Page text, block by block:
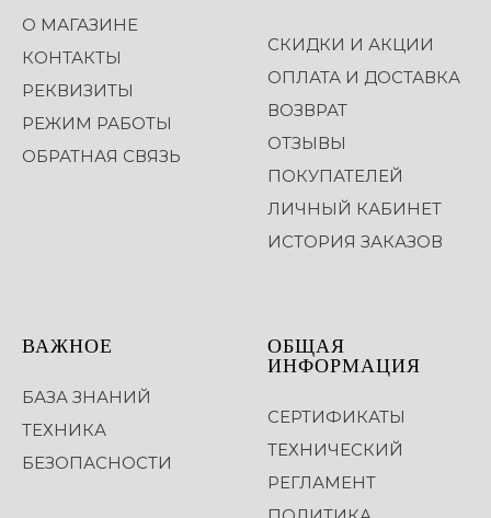
О МАГАЗИНЕ
КОНТАКТЫ
РЕКВИЗИТЫ
РЕЖИМ РАБОТЫ
ОБРАТНАЯ СВЯЗЬ
СКИДКИ И АКЦИИ
ОПЛАТА И ДОСТАВКА
ВОЗВРАТ
ОТЗЫВЫ
ПОКУПАТЕЛЕЙ
ЛИЧНЫЙ КАБИНЕТ
ИСТОРИЯ ЗАКАЗОВ
ВАЖНОЕ
БАЗА ЗНАНИЙ
ТЕХНИКА
БЕЗОПАСНОСТИ
ОБЩАЯ
ИНФОРМАЦИЯ
СЕРТИФИКАТЫ
ТЕХНИЧЕСКИЙ
РЕГЛАМЕНТ